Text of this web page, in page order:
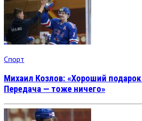
Спорт
Михаил Козлов: «Хороший
Передача — тоже ничего»